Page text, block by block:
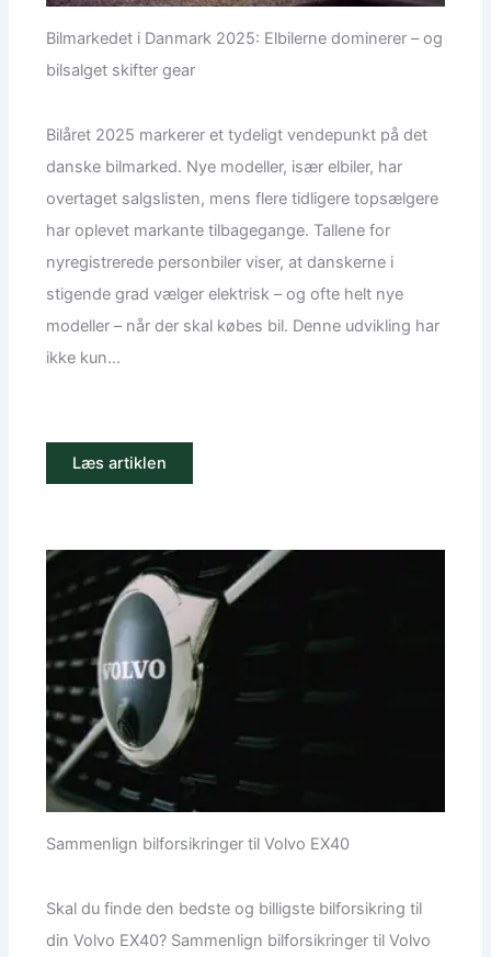
Bilmarkedet i Danmark 2025: Elbilerne dominerer – og
bilsalget skifter gear
Bilåret 2025 markerer et tydeligt vendepunkt på det
danske bilmarked. Nye modeller, især elbiler, har
overtaget salgslisten, mens flere tidligere topsælgere
har oplevet markante tilbagegange. Tallene for
nyregistrerede personbiler viser, at danskerne i
stigende grad vælger elektrisk – og ofte helt nye
modeller – når der skal købes bil. Denne udvikling har
ikke kun...
Læs artiklen
Sammenlign bilforsikringer til Volvo EX40
Skal du finde den bedste og billigste bilforsikring til
din Volvo EX40? Sammenlign bilforsikringer til Volvo